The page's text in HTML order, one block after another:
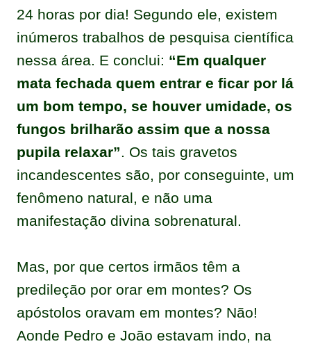
24 horas por dia! Segundo ele, existem
inúmeros trabalhos de pesquisa científica
nessa área. E conclui: “Em qualquer
mata fechada quem entrar e ficar por lá
um bom tempo, se houver umidade, os
fungos brilharão assim que a nossa
pupila relaxar”. Os tais gravetos
incandescentes são, por conseguinte, um
fenômeno natural, e não uma
manifestação divina sobrenatural.
Mas, por que certos irmãos têm a
predileção por orar em montes? Os
apóstolos oravam em montes? Não!
Aonde Pedro e João estavam indo, na